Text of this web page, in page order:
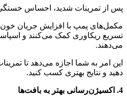
پس از تمرینات شدید، احساس
مکمل‌های پمپ با افزایش جریان خون
تسریع ریکاوری کمک می‌کنند و
می‌دهند.
این امر به شما اجازه می‌دهد تا
دهید و نتایج بهتری کسب کنید.
4. اکسیژن‌رسانی بهتر به بافت‌ها